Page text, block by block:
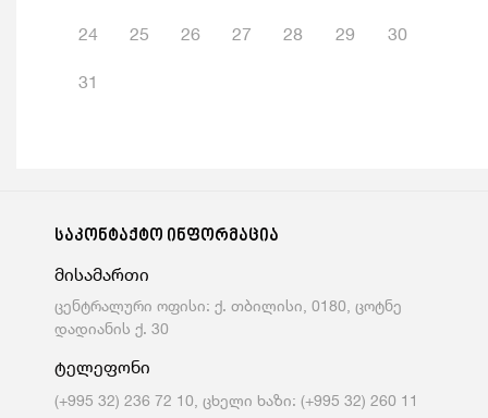
24 25 26 27 28 29 30
31
საკონტაქტო ინფორმაცია
მისამართი
ცენტრალური ოფისი: ქ. თბილისი, 0180, ცოტნე
დადიანის ქ. 30
ტელეფონი
(+995 32) 236 72 10, ცხელი ხაზი: (+995 32) 260 11